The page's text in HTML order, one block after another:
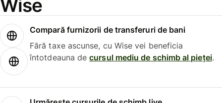
Wise
Compară furnizorii de transferuri de bani
Fără taxe ascunse, cu Wise vei beneficia
întotdeauna decursul mediu de schimb al pieței.